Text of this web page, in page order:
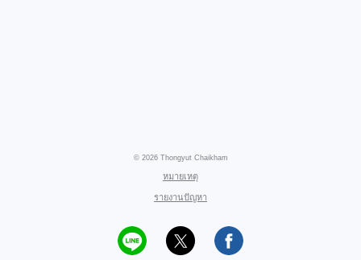
© 2026 Thongyut Chaikham
หมายเหตุ
รายงานปัญหา